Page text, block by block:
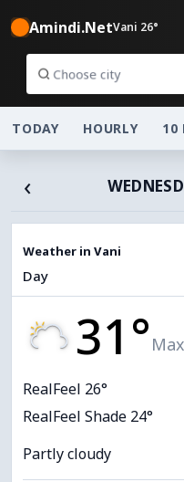
Amindi.NetVani 26°
TODAY HOURLY 10
‹
Weather in Vani
Day
31° Max
RealFeel 26°
RealFeel Shade 24°
Partly cloudy